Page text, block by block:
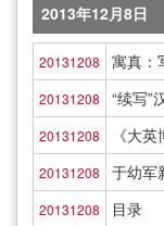
2013年12月8日
20131208 寓真：
20131208 “续写”
20131208 《大
20131208 于幼军
20131208 目录